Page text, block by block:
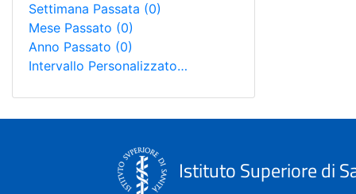
Settimana Passata (0)
Mese Passato (0)
Anno Passato (0)
Intervallo Personalizzato…
Istituto Superiore di